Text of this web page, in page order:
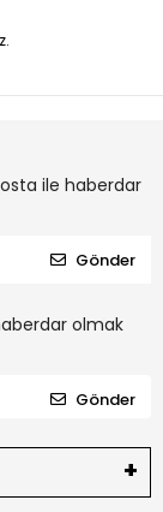
ile haberdar
Gönder
olmak
Gönder